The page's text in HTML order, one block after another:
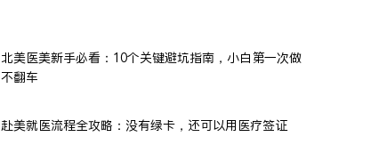
北美医美新手必看：10个关键避坑指南，小白第一次做
不翻车
赴美就医流程全攻略：没有绿卡，还可以用医疗签证